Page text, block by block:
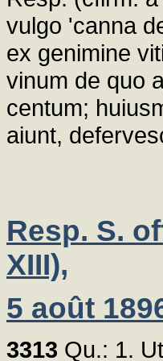
vulgo 'canna
ex genimine
vinum de quo
centum;
aiunt,
Resp. S.
XIII),
5 août
3313 Qu.: 1.